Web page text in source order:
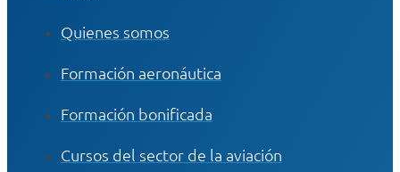
Quienes somos
Formación aeronáutica
Formación bonificada
Cursos del sector de la aviación